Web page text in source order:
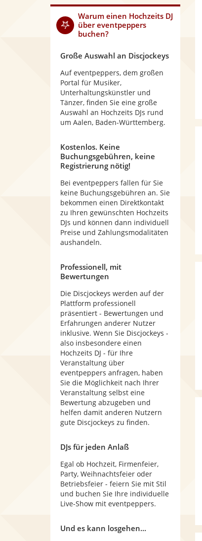
Warum einen Hochzeits DJ
über eventpeppers
buchen?
Große Auswahl an Discjockeys
Auf eventpeppers, dem großen
Portal für Musiker,
Unterhaltungskünstler und
Tänzer, finden Sie eine große
Auswahl an Hochzeits DJs rund
um Aalen, Baden-Württemberg.
Kostenlos. Keine
Buchungsgebühren, keine
Registrierung nötig!
Bei eventpeppers fallen für Sie
keine Buchungsgebühren an. Sie
bekommen einen Direktkontakt
zu Ihren gewünschten Hochzeits
DJs und können dann individuell
Preise und Zahlungsmodalitäten
aushandeln.
Professionell, mit
Bewertungen
Die Discjockeys werden auf der
Plattform professionell
präsentiert - Bewertungen und
Erfahrungen anderer Nutzer
inklusive. Wenn Sie Discjockeys -
also insbesondere einen
Hochzeits DJ - für Ihre
Veranstaltung über
eventpeppers anfragen, haben
Sie die Möglichkeit nach Ihrer
Veranstaltung selbst eine
Bewertung abzugeben und
helfen damit anderen Nutzern
gute Discjockeys zu finden.
DJs für jeden Anlaß
Egal ob Hochzeit, Firmenfeier,
Party, Weihnachtsfeier oder
Betriebsfeier - feiern Sie mit Stil
und buchen Sie Ihre individuelle
Live-Show mit eventpeppers.
Und es kann losgehen...